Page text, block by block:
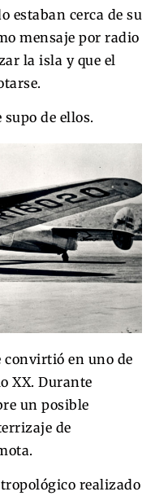
estaban cerca de su
mensaje por radio
la isla y que el
supo de ellos.
convirtió en uno de
XX. Durante
un posible
de
realizado